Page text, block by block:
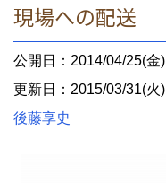
現場への配送
公開日：2014/04/25(金)
更新日：2015/03/31(火)
後藤享史